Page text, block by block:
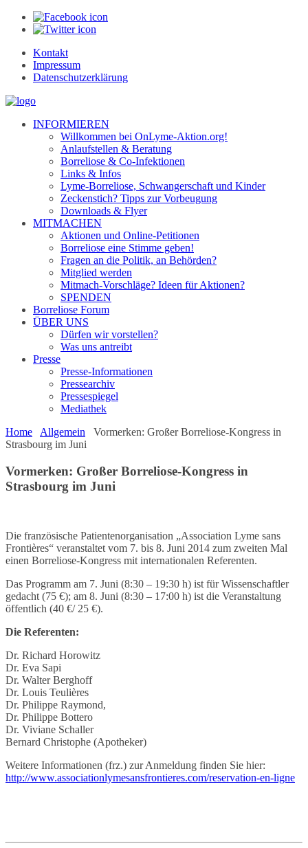
Kontakt
Impressum
Datenschutzerklärung
INFORMIEREN
Willkommen bei OnLyme-Aktion.org!
Anlaufstellen & Beratung
Borreliose & Co-Infektionen
Links & Infos
Lyme-Borreliose, Schwangerschaft und Kinder
Zeckenstich? Tipps zur Vorbeugung
Downloads & Flyer
MITMACHEN
Aktionen und Online-Petitionen
Borreliose eine Stimme geben!
Fragen an die Politik, an Behörden?
Mitglied werden
Mitmach-Vorschläge? Ideen für Aktionen?
SPENDEN
Borreliose Forum
ÜBER UNS
Dürfen wir vorstellen?
Was uns antreibt
Presse
Presse-Informationen
Pressearchiv
Pressespiegel
Mediathek
Home
Allgemein
Vormerken: Großer Borreliose-Kongress in
Strasbourg im Juni
Vormerken: Großer Borreliose-Kongress in
Strasbourg im Juni
Die französische Patientenorganisation „Association Lyme sans
Frontières“ veranstaltet vom 7. bis 8. Juni 2014 zum zweiten Mal
einen Borreliose-Kongress mit internationalen Referenten.
Das Programm am 7. Juni (8:30 – 19:30 h) ist für Wissenschaftler
gedacht (75 €); am 8. Juni (8:30 – 17:00 h) ist die Veranstaltung
öffentlich (40 €/ 25 €).
Die Referenten:
Dr. Richard Horowitz
Dr. Eva Sapi
Dr. Walter Berghoff
Dr. Louis Teulières
Dr. Philippe Raymond,
Dr. Philippe Bottero
Dr. Viviane Schaller
Bernard Christophe (Apotheker)
Weitere Informationen (frz.) zur Anmeldung finden Sie hier:
http://www.associationlymesansfrontieres.com/reservation-en-ligne